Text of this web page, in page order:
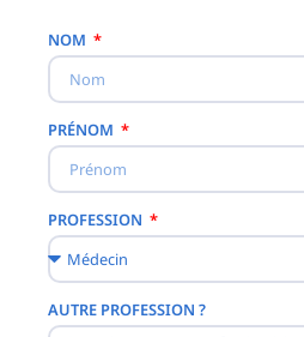
NOM
PRÉNOM
PROFESSION
AUTRE PROFESSION ?